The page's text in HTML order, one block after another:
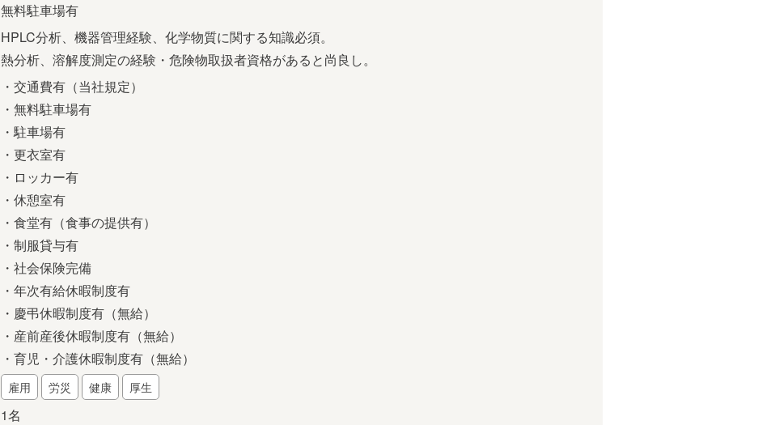
無料駐車場有
HPLC分析、機器管理経験、化学物質に関する知識必須。
熱分析、溶解度測定の経験・危険物取扱者資格があると尚良し。
・交通費有（当社規定）
・無料駐車場有
・駐車場有
・更衣室有
・ロッカー有
・休憩室有
・食堂有（食事の提供有）
・制服貸与有
・社会保険完備
・年次有給休暇制度有
・慶弔休暇制度有（無給）
・産前産後休暇制度有（無給）
・育児・介護休暇制度有（無給）
雇用 労災 健康 厚生
1名